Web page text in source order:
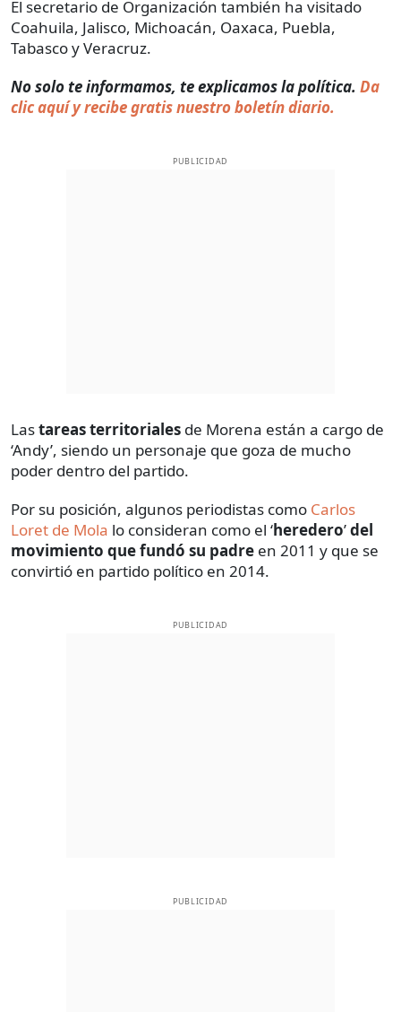
El secretario de Organización también ha visitado
Coahuila, Jalisco, Michoacán, Oaxaca, Puebla,
Tabasco y Veracruz.
No solo te informamos, te explicamos la política. Da
clic aquí y recibe gratis nuestro boletín diario.
PUBLICIDAD
Lastareas territoriales de Morena están a cargo de
‘Andy’, siendo un personaje que goza de mucho
poder dentro del partido.
Por su posición, algunos periodistas como Carlos
Loret de Mola lo consideran como el ‘heredero’del
movimiento que fundó su padre en 2011 y que se
convirtió en partido político en 2014.
PUBLICIDAD
PUBLICIDAD